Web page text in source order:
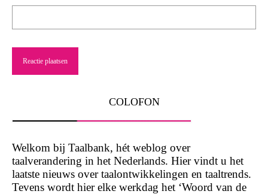
COLOFON
Welkom bij Taalbank, hét weblog over
taalverandering in het Nederlands. Hier vindt u het
laatste nieuws over taalontwikkelingen en taaltrends.
Tevens wordt hier elke werkdag het ‘Woord van de